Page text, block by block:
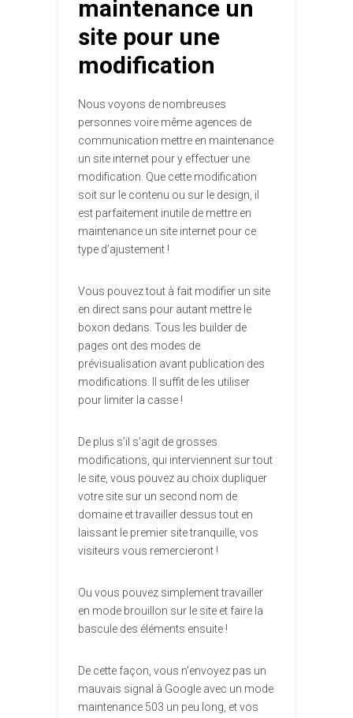
maintenance un
site pour une
modification
Nous voyons de nombreuses
personnes voire même agences de
communication mettre en maintenance
un site internet pour y effectuer une
modification. Que cette modification
soit sur le contenu ou sur le design, il
est parfaitement inutile de mettre en
maintenance un site internet pour ce
type d’ajustement !
Vous pouvez tout à fait modifier un site
en direct sans pour autant mettre le
boxon dedans. Tous les builder de
pages ont des modes de
prévisualisation avant publication des
modifications. Il suffit de les utiliser
pour limiter la casse !
De plus s’il s’agit de grosses
modifications, qui interviennent sur tout
le site, vous pouvez au choix dupliquer
votre site sur un second nom de
domaine et travailler dessus tout en
laissant le premier site tranquille, vos
visiteurs vous remercieront !
Ou vous pouvez simplement travailler
en mode brouillon sur le site et faire la
bascule des éléments ensuite !
De cette façon, vous n’envoyez pas un
mauvais signal à Google avec un mode
maintenance 503 un peu long, et vos